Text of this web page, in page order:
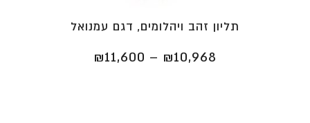
תליון זהב ויהלומים, דגם עמנואל
₪10,968
–
₪11,600